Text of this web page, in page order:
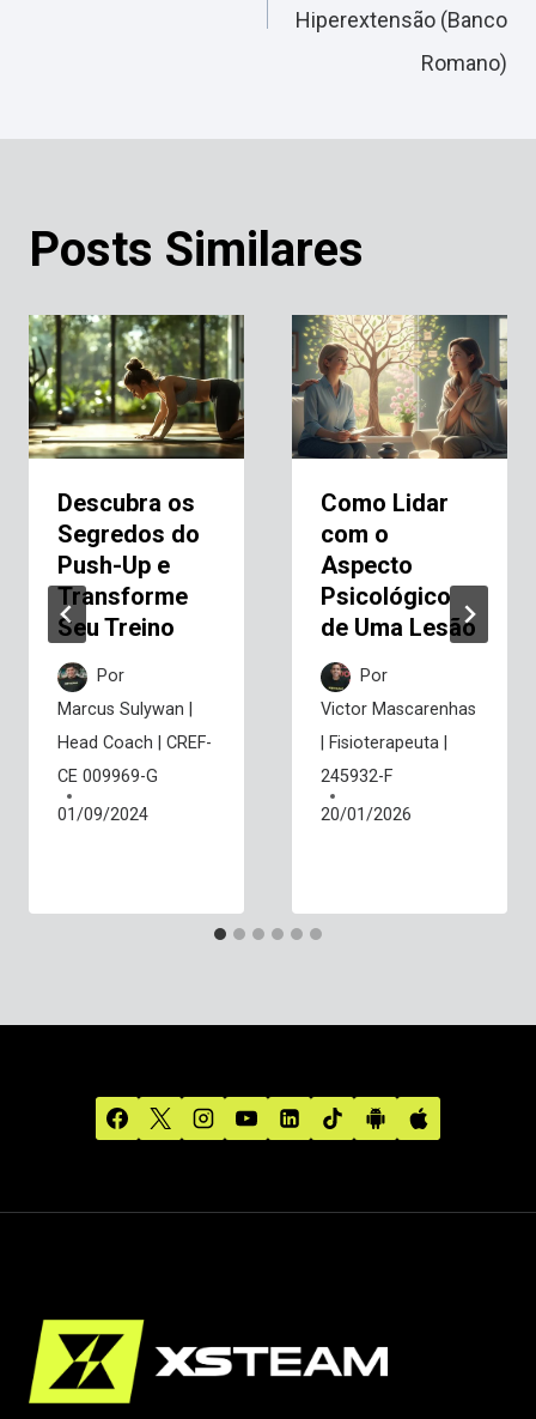
Hiperextensão (Banco
Romano)
Posts Similares
Descubra os
Segredos do
Push-Up e
Transforme
Seu Treino
Por
Marcus Sulywan |
Head Coach | CREF-
CE 009969-G
01/09/2024
Como Lidar
com o
Aspecto
Psicológico
de Uma Lesão
Por
Victor Mascarenhas
| Fisioterapeuta |
245932-F
20/01/2026